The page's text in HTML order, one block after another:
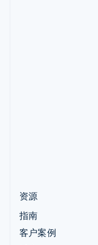
资源
指南
客户案例